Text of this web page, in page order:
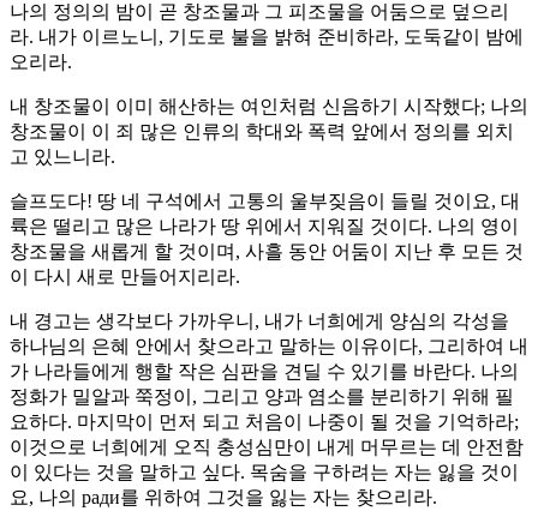
나의 정의의 밤이 곧 창조물과 그 피조물을 어둠으로 덮으리
라. 내가 이르노니, 기도로 불을 밝혀 준비하라, 도둑같이 밤에
오리라.
내 창조물이 이미 해산하는 여인처럼 신음하기 시작했다; 나의
창조물이 이 죄 많은 인류의 학대와 폭력 앞에서 정의를 외치
고 있느니라.
슬프도다! 땅 네 구석에서 고통의 울부짖음이 들릴 것이요, 대
륙은 떨리고 많은 나라가 땅 위에서 지워질 것이다. 나의 영이
창조물을 새롭게 할 것이며, 사흘 동안 어둠이 지난 후 모든 것
이 다시 새로 만들어지리라.
내 경고는 생각보다 가까우니, 내가 너희에게 양심의 각성을
하나님의 은혜 안에서 찾으라고 말하는 이유이다, 그리하여 내
가 나라들에게 행할 작은 심판을 견딜 수 있기를 바란다. 나의
정화가 밀알과 쭉정이, 그리고 양과 염소를 분리하기 위해 필
요하다. 마지막이 먼저 되고 처음이 나중이 될 것을 기억하라;
이것으로 너희에게 오직 충성심만이 내게 머무르는 데 안전함
이 있다는 것을 말하고 싶다. 목숨을 구하려는 자는 잃을 것이
요, 나의 ради를 위하여 그것을 잃는 자는 찾으리라.